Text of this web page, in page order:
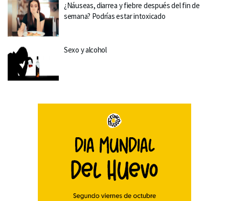
¿Náuseas, diarrea y fiebre después del fin de
semana? Podrías estar intoxicado
Sexo y alcohol